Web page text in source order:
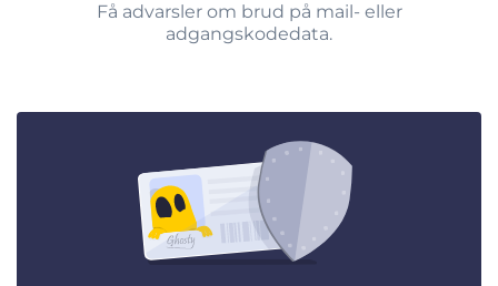
Få advarsler om brud på mail- eller
adgangskodedata.